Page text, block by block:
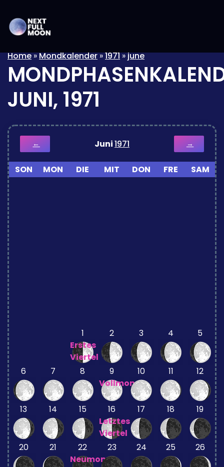
Home»Mondkalender»1971»june
JUNI, 1971
← Juni1971 →
SON MON DIE MIT DON FRE SAM
1
Erstes
Viertel
2 3 4 5
6 7 8
9
Vollmond
10 11 12
13 14 15
16
Letztes
Viertel
17 18 19
20 21
22
Neumond
23 24 25 26